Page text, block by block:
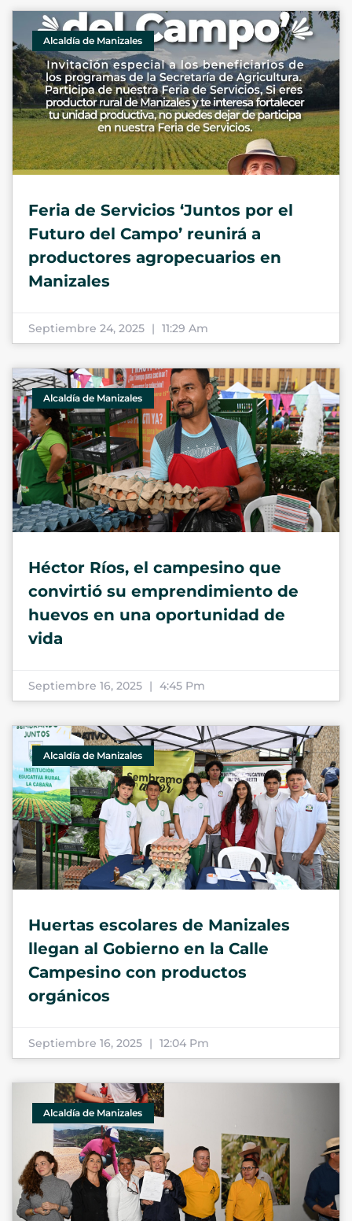
Alcaldía de Manizales
Feria de Servicios ‘Juntos por el
Futuro del Campo’ reunirá a
productores agropecuarios en
Manizales
Septiembre 24, 2025 11:29 Am
Alcaldía de Manizales
Héctor Ríos, el campesino que
convirtió su emprendimiento de
huevos en una oportunidad de
vida
Septiembre 16, 2025 4:45 Pm
Alcaldía de Manizales
Huertas escolares de Manizales
llegan al Gobierno en la Calle
Campesino con productos
orgánicos
Septiembre 16, 2025 12:04 Pm
Alcaldía de Manizales